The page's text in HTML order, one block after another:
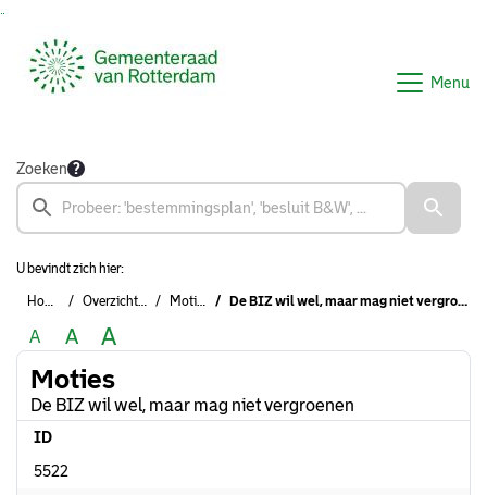
Menu
Zoeken
U bevindt zich hier:
Home Overzichten Moties De BIZ wil wel, maar mag niet vergroenen
A A A
Moties
De BIZ wil wel, maar mag niet vergroenen
ID
5522